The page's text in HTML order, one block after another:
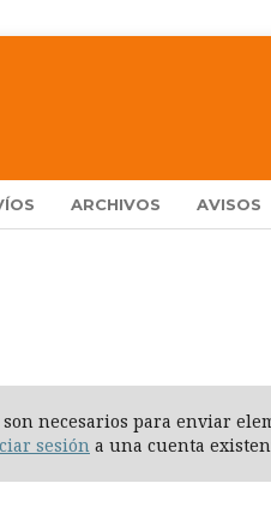
ARCHIVOS AVISOS
necesarios para enviar
sesión a una cuenta